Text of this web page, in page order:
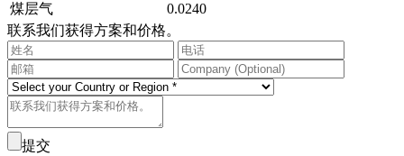
煤层气
0.0240
联系我们获得方案和价格。
提交